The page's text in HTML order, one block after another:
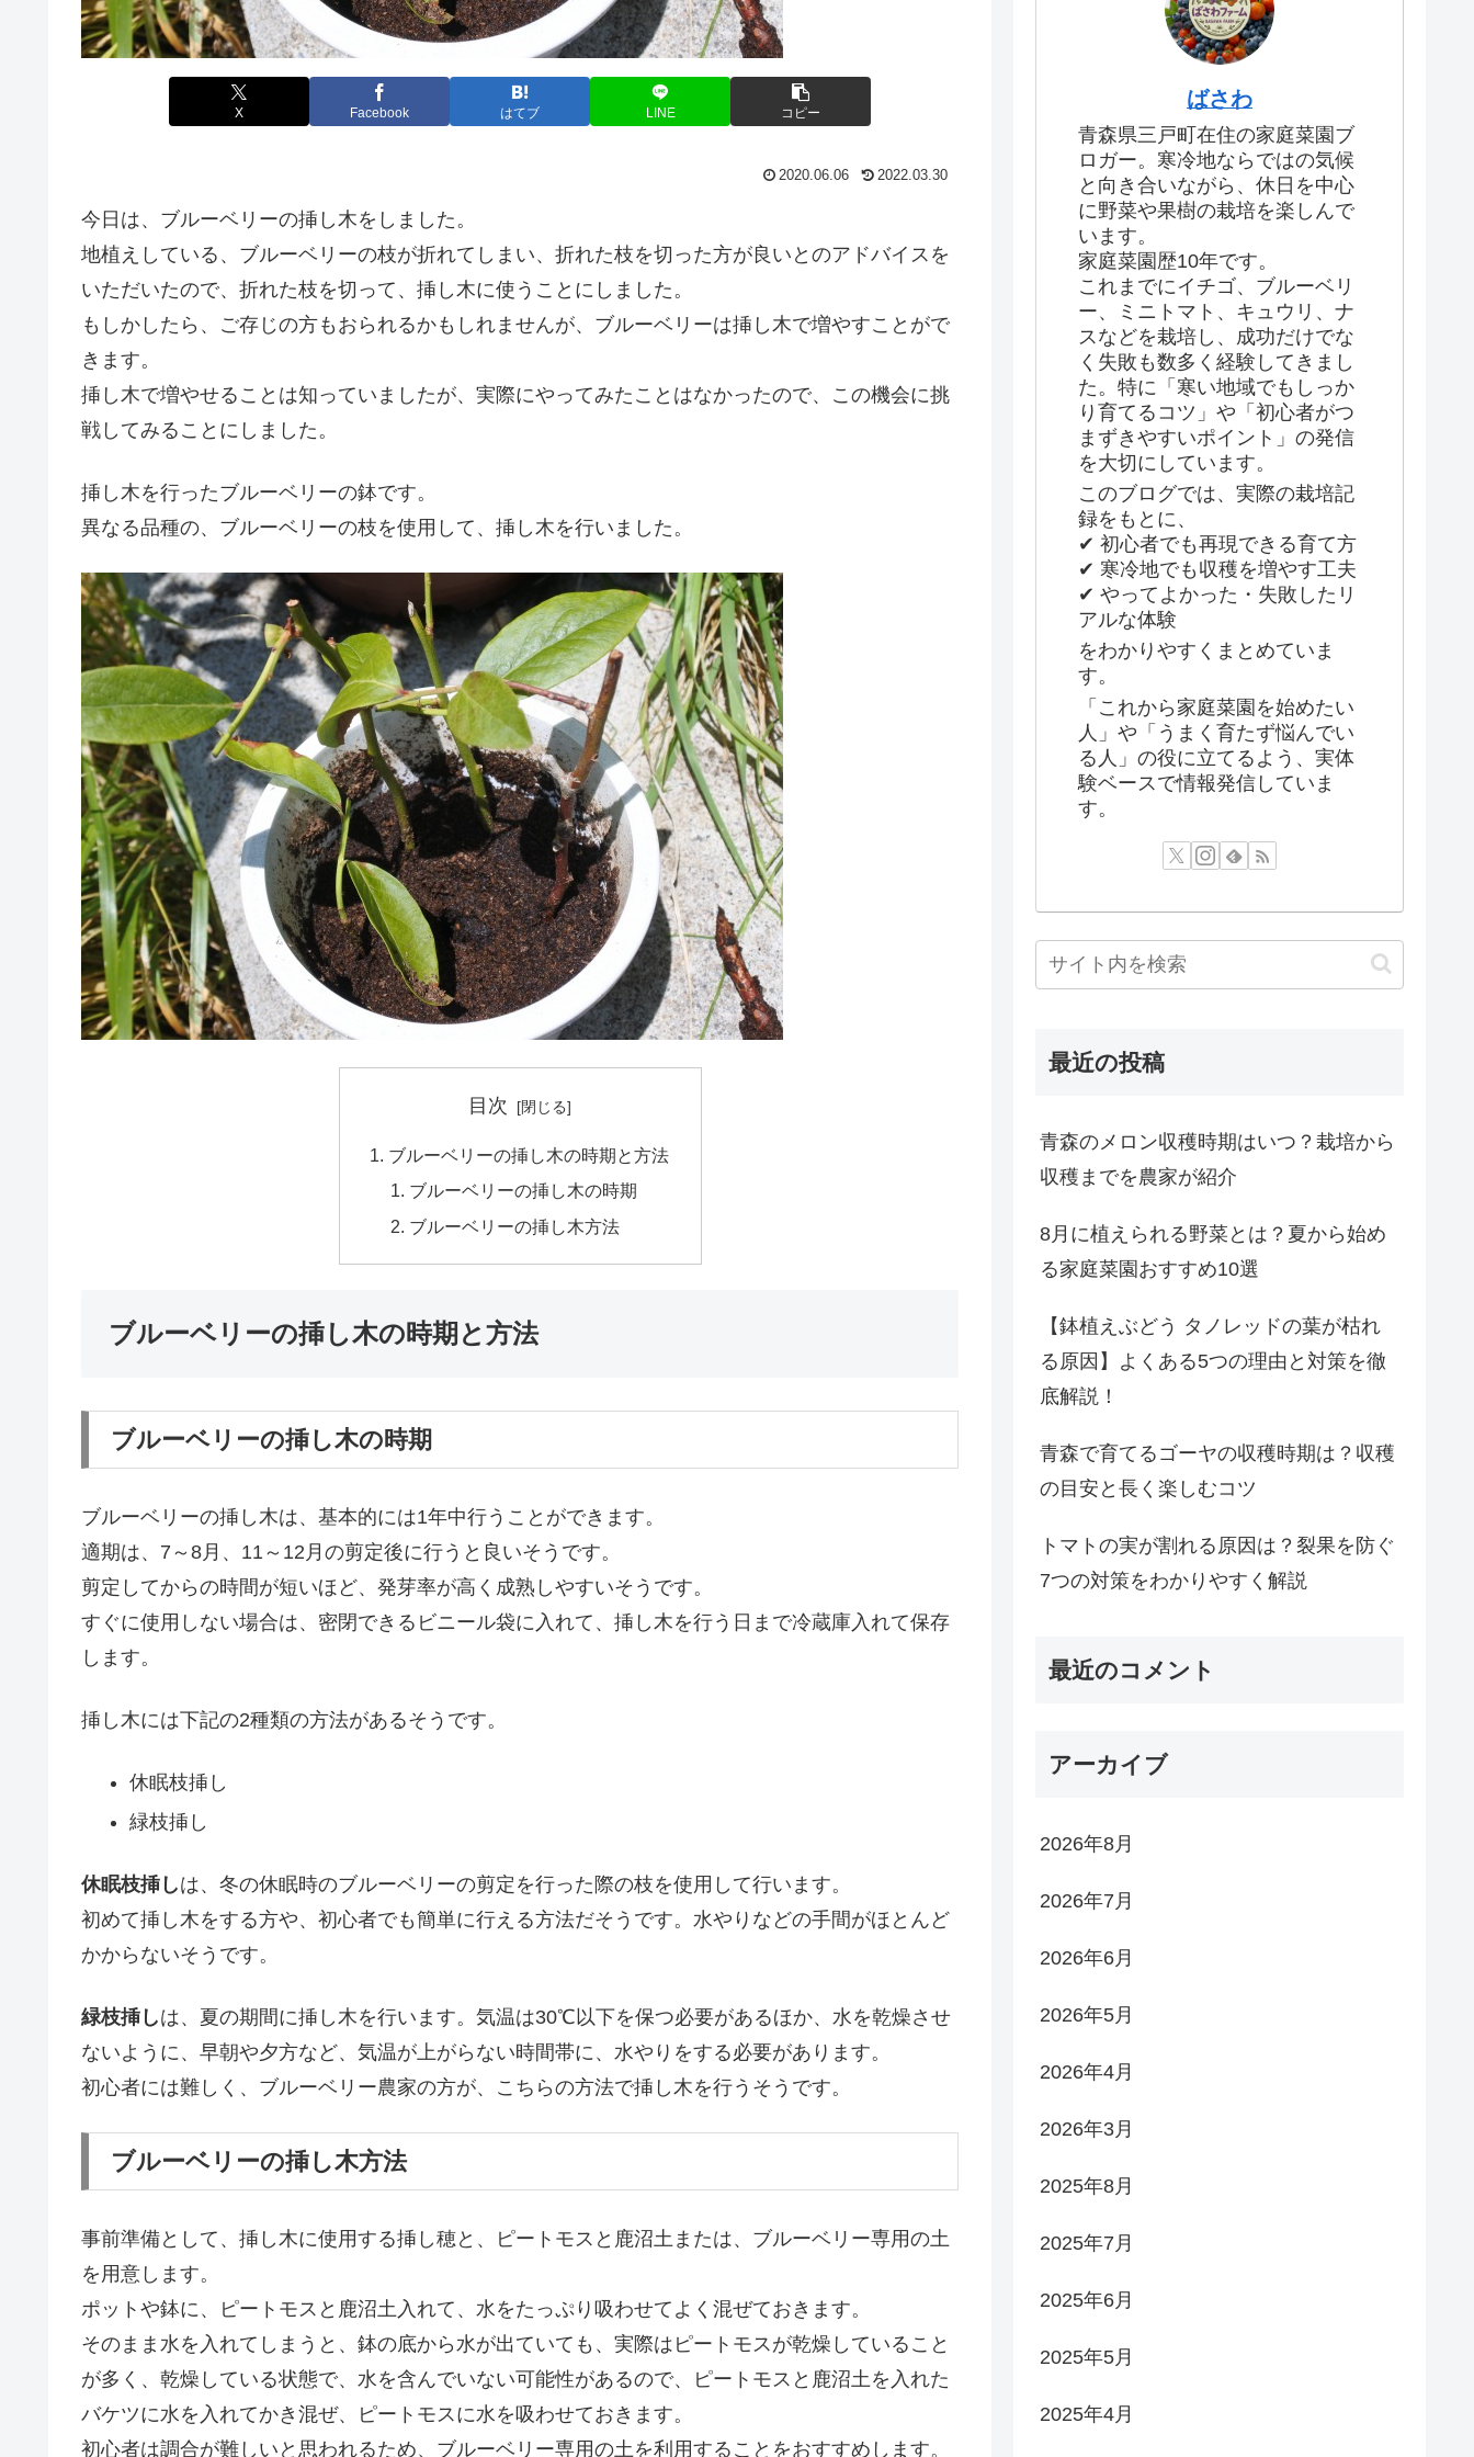
X Facebook はてブ LINE コピー
2020.06.06 2022.03.30
今日は、ブルーベリーの挿し木をしました。
地植えしている、ブルーベリーの枝が折れてしまい、折れた枝を切った方が良いとのアドバイスを
いただいたので、折れた枝を切って、挿し木に使うことにしました。
もしかしたら、ご存じの方もおられるかもしれませんが、ブルーベリーは挿し木で増やすことがで
きます。
挿し木で増やせることは知っていましたが、実際にやってみたことはなかったので、この機会に挑
戦してみることにしました。
挿し木を行ったブルーベリーの鉢です。
異なる品種の、ブルーベリーの枝を使用して、挿し木を行いました。
目次
ブルーベリーの挿し木の時期と方法
ブルーベリーの挿し木の時期
ブルーベリーの挿し木方法
ブルーベリーの挿し木の時期と方法
ブルーベリーの挿し木の時期
ブルーベリーの挿し木は、基本的には1年中行うことができます。
適期は、7～8月、11～12月の剪定後に行うと良いそうです。
剪定してからの時間が短いほど、発芽率が高く成熟しやすいそうです。
すぐに使用しない場合は、密閉できるビニール袋に入れて、挿し木を行う日まで冷蔵庫入れて保存
します。
挿し木には下記の2種類の方法があるそうです。
休眠枝挿し
緑枝挿し
休眠枝挿しは、冬の休眠時のブルーベリーの剪定を行った際の枝を使用して行います。
初めて挿し木をする方や、初心者でも簡単に行える方法だそうです。水やりなどの手間がほとんど
かからないそうです。
緑枝挿しは、夏の期間に挿し木を行います。気温は30℃以下を保つ必要があるほか、水を乾燥させ
ないように、早朝や夕方など、気温が上がらない時間帯に、水やりをする必要があります。
初心者には難しく、ブルーベリー農家の方が、こちらの方法で挿し木を行うそうです。
ブルーベリーの挿し木方法
事前準備として、挿し木に使用する挿し穂と、ピートモスと鹿沼土または、ブルーベリー専用の土
を用意します。
ポットや鉢に、ピートモスと鹿沼土入れて、水をたっぷり吸わせてよく混ぜておきます。
そのまま水を入れてしまうと、鉢の底から水が出ていても、実際はピートモスが乾燥していること
が多く、乾燥している状態で、水を含んでいない可能性があるので、ピートモスと鹿沼土を入れた
バケツに水を入れてかき混ぜ、ピートモスに水を吸わせておきます。
初心者は調合が難しいと思われるため、ブルーベリー専用の土を利用することをおすすめします。
ばさわ
青森県三戸町在住の家庭菜園ブ
ロガー。寒冷地ならではの気候
と向き合いながら、休日を中心
に野菜や果樹の栽培を楽しんで
います。
家庭菜園歴10年です。
これまでにイチゴ、ブルーベリ
ー、ミニトマト、キュウリ、ナ
スなどを栽培し、成功だけでな
く失敗も数多く経験してきまし
た。特に「寒い地域でもしっか
り育てるコツ」や「初心者がつ
まずきやすいポイント」の発信
を大切にしています。
このブログでは、実際の栽培記
録をもとに、
✔ 初心者でも再現できる育て方
✔ 寒冷地でも収穫を増やす工夫
✔ やってよかった・失敗したリ
アルな体験
をわかりやすくまとめていま
す。
「これから家庭菜園を始めたい
人」や「うまく育たず悩んでい
る人」の役に立てるよう、実体
験ベースで情報発信していま
す。
最近の投稿
青森のメロン収穫時期はいつ？栽培から
収穫までを農家が紹介
8月に植えられる野菜とは？夏から始め
る家庭菜園おすすめ10選
【鉢植えぶどう タノレッドの葉が枯れ
る原因】よくある5つの理由と対策を徹
底解説！
青森で育てるゴーヤの収穫時期は？収穫
の目安と長く楽しむコツ
トマトの実が割れる原因は？裂果を防ぐ
7つの対策をわかりやすく解説
最近のコメント
アーカイブ
2026年8月
2026年7月
2026年6月
2026年5月
2026年4月
2026年3月
2025年8月
2025年7月
2025年6月
2025年5月
2025年4月